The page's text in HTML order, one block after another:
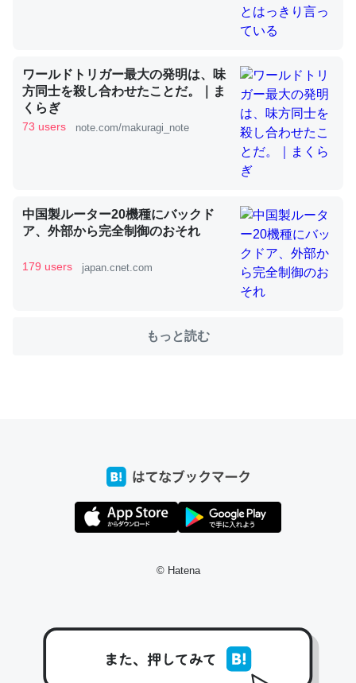
これを元に考えるとカルシウムを大量に使う脊椎動物と貝
─ニュース :: 【研究発表】昆虫学の大問題＝「昆虫はなぜ海にいな
いのか」に関する新仮説
ちぼちRingも置こうかと画策中。あと、Googleマップで
位置情報を共有してる。電池残量や充電中かが分かるので
これ見て生きてるなって分かる。
─たまにLINEするくらいだった遠方の父67歳と僕。ITツール導入で
コミュニケーションが劇的に変化した｜tayorini by LIFULL介護
─たまにLINEするくらいだった遠方の父67歳と僕。ITツール導入で
コミュニケーションが劇的に変化した｜tayorini by LIFULL介護
回線代ほとんどかからないですよ。参考：
https://toyoshi.hatenablog.com/entry/2019/05/15/1805
ワールドトリガー最大の発明は、味
方同士を殺し合わせたことだ。｜ま
くらぎ
73 users note.com/makuragi_note
中国製ルーター20機種にバックド
ア、外部から完全制御のおそれ
179 users japan.cnet.com
もっと読む
© Hatena